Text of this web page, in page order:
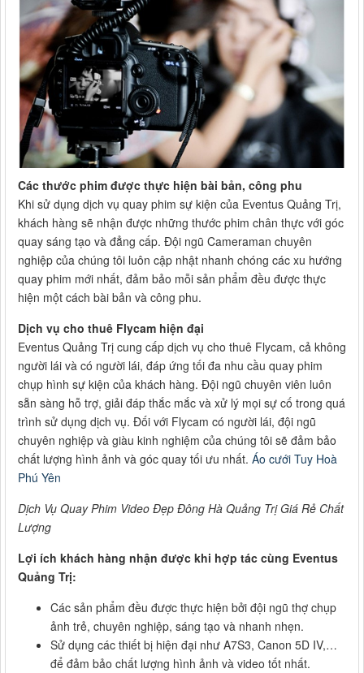
Các thước phim được thực hiện bài bản, công phu
Khi sử dụng dịch vụ quay phim sự kiện của Eventus Quảng Trị,
khách hàng sẽ nhận được những thước phim chân thực với góc
quay sáng tạo và đẳng cấp. Đội ngũ Cameraman chuyên
nghiệp của chúng tôi luôn cập nhật nhanh chóng các xu hướng
quay phim mới nhất, đảm bảo mỗi sản phẩm đều được thực
hiện một cách bài bản và công phu.
Dịch vụ cho thuê Flycam hiện đại
Eventus Quảng Trị cung cấp dịch vụ cho thuê Flycam, cả không
người lái và có người lái, đáp ứng tối đa nhu cầu quay phim
chụp hình sự kiện của khách hàng. Đội ngũ chuyên viên luôn
sẵn sàng hỗ trợ, giải đáp thắc mắc và xử lý mọi sự cố trong quá
trình sử dụng dịch vụ. Đối với Flycam có người lái, đội ngũ
chuyên nghiệp và giàu kinh nghiệm của chúng tôi sẽ đảm bảo
chất lượng hình ảnh và góc quay tối ưu nhất. Áo cưới Tuy Hoà
Phú Yên
Dịch Vụ Quay Phim Video Đẹp Đông Hà Quảng Trị Giá Rẻ Chất
Lượng
Lợi ích khách hàng nhận được khi hợp tác cùng Eventus
Quảng Trị:
Các sản phẩm đều được thực hiện bởi đội ngũ thợ chụp
ảnh trẻ, chuyên nghiệp, sáng tạo và nhanh nhẹn.
Sử dụng các thiết bị hiện đại như A7S3, Canon 5D IV,…
để đảm bảo chất lượng hình ảnh và video tốt nhất.